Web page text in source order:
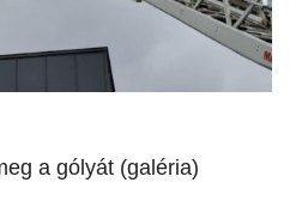
a gólyát (galéria)